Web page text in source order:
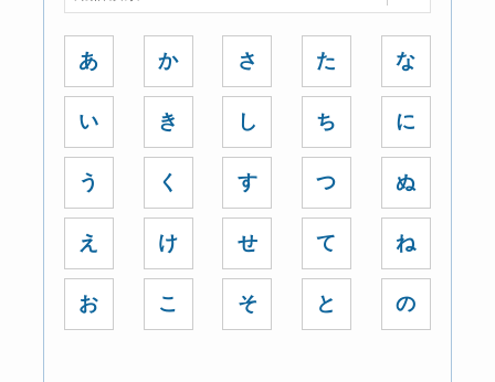
あ
い
う
え
お
か
き
く
け
こ
さ
し
す
せ
そ
た
ち
つ
て
と
な
に
ぬ
ね
の